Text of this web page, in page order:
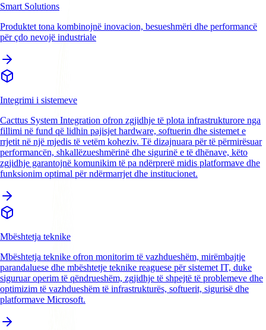
Smart Solutions
Produktet tona kombinojnë inovacion, besueshmëri dhe performancë
për çdo nevojë industriale
Integrimi i sistemeve
Cacttus System Integration ofron zgjidhje të plota infrastrukturore nga
fillimi në fund që lidhin pajisjet hardware, softuerin dhe sistemet e
rrjetit në një mjedis të vetëm koheziv. Të dizajnuara për të përmirësuar
performancën, shkallëzueshmërinë dhe sigurinë e të dhënave, këto
zgjidhje garantojnë komunikim të pa ndërprerë midis platformave dhe
funksionim optimal për ndërmarrjet dhe institucionet.
Mbështetja teknike
Mbështetja teknike ofron monitorim të vazhdueshëm, mirëmbajtje
parandaluese dhe mbështetje teknike reaguese për sistemet IT, duke
siguruar operim të qëndrueshëm, zgjidhje të shpejtë të problemeve dhe
optimizim të vazhdueshëm të infrastrukturës, softuerit, sigurisë dhe
platformave Microsoft.